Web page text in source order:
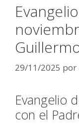
29/11/2025 por
Evangelio
con el